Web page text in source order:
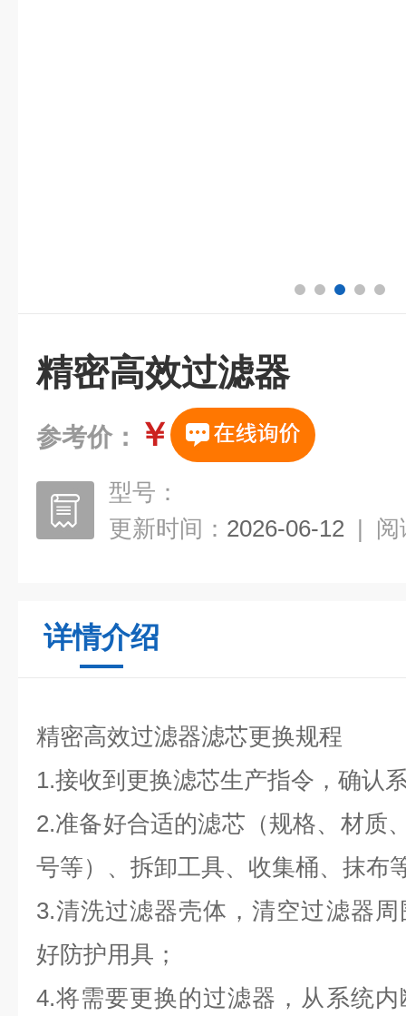
精密高效过滤器
参考价： ￥
型号：
更新时间： 2026-06-12 | 阅
详情介绍
精密高效过滤器滤芯更换规程
1.接收到更换滤芯生产指令，确认
2.准备好合适的滤芯（规格、材质
号等）、拆卸工具、收集桶、抹布
3.清洗过滤器壳体，清空过滤器
好防护用具；
4.将需要更换的过滤器，从系统